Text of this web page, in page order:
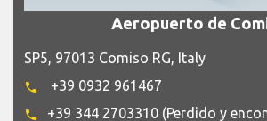
Aeropuerto de
SP5, 97013 Comiso RG, Italy
phone +39 0932 961467
phone +39 344 2703310 (Perdido y